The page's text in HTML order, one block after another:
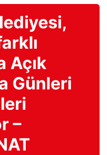
Açık
Günleri
–